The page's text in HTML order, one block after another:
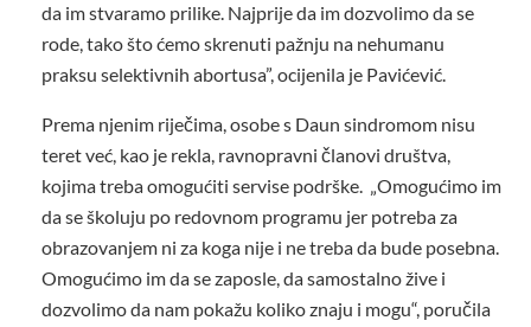
da im stvaramo prilike. Najprije da im dozvolimo da se
rode, tako što ćemo skrenuti pažnju na nehumanu
praksu selektivnih abortusa”, ocijenila je Pavićević.
Prema njenim riječima, osobe s Daun sindromom nisu
teret već, kao je rekla, ravnopravni članovi društva,
kojima treba omogućiti servise podrške. „Omogućimo im
da se školuju po redovnom programu jer potreba za
obrazovanjem ni za koga nije i ne treba da bude posebna.
Omogućimo im da se zaposle, da samostalno žive i
dozvolimo da nam pokažu koliko znaju i mogu“, poručila